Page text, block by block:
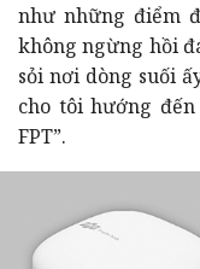
như những điểm
không ngừng hồi
sỏi nơi dòng suối
cho tôi hướng
FPT”.